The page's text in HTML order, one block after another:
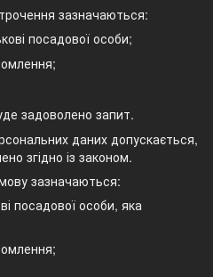
зазначаються:
посадової особи;
задоволено запит.
даних допускається,
згідно із законом.
зазначаються:
посадової особи, яка